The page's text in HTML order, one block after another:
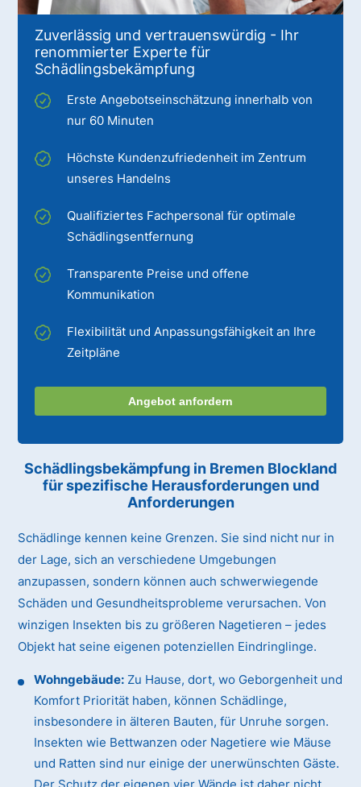
Zuverlässig und vertrauenswürdig - Ihr
renommierter Experte für
Schädlingsbekämpfung
Erste Angebotseinschätzung innerhalb von
nur 60 Minuten
Höchste Kundenzufriedenheit im Zentrum
unseres Handelns
Qualifiziertes Fachpersonal für optimale
Schädlingsentfernung
Transparente Preise und offene
Kommunikation
Flexibilität und Anpassungsfähigkeit an Ihre
Zeitpläne
Angebot anfordern
Schädlingsbekämpfung in Bremen Blockland
für spezifische Herausforderungen und
Anforderungen
Schädlinge kennen keine Grenzen. Sie sind nicht nur in
der Lage, sich an verschiedene Umgebungen
anzupassen, sondern können auch schwerwiegende
Schäden und Gesundheitsprobleme verursachen. Von
winzigen Insekten bis zu größeren Nagetieren – jedes
Objekt hat seine eigenen potenziellen Eindringlinge.
Wohngebäude: Zu Hause, dort, wo Geborgenheit und
Komfort Priorität haben, können Schädlinge,
insbesondere in älteren Bauten, für Unruhe sorgen.
Insekten wie Bettwanzen oder Nagetiere wie Mäuse
und Ratten sind nur einige der unerwünschten Gäste.